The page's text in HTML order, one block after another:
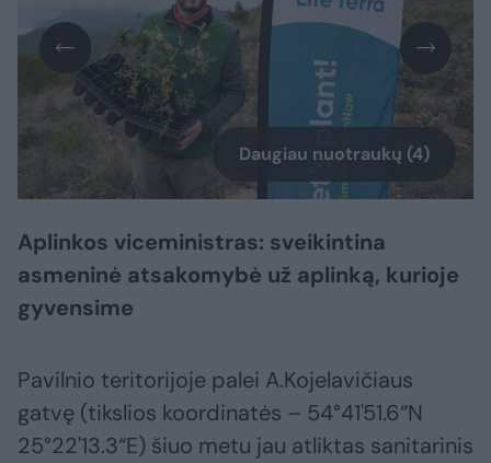
Daugiau nuotraukų (4)
Aplinkos viceministras: sveikintina
asmeninė atsakomybė už aplinką, kurioje
gyvensime
Pavilnio teritorijoje palei A.Kojelavičiaus
gatvę (tikslios koordinatės – 54°41'51.6“N
25°22'13.3“E) šiuo metu jau atliktas sanitarinis